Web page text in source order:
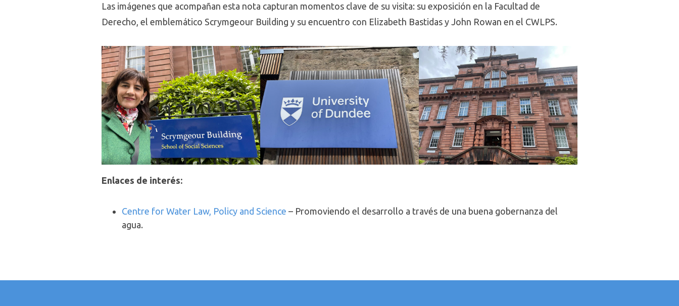
Las imágenes que acompañan esta nota capturan momentos clave de su visita: su exposición en la Facultad de
Derecho, el emblemático Scrymgeour Building y su encuentro con Elizabeth Bastidas y John Rowan en el CWLPS.
Enlaces de interés:
Centre for Water Law, Policy and Science – Promoviendo el desarrollo a través de una buena gobernanza del
agua.